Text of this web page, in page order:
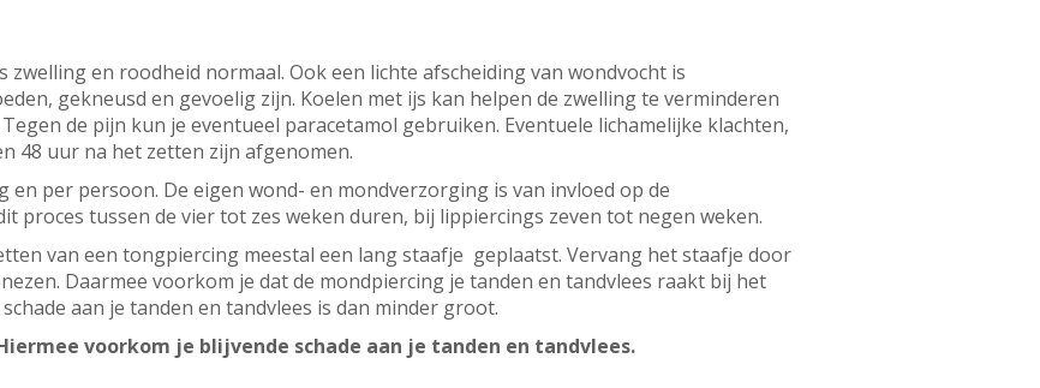
zwelling en roodheid normaal. Ook een lichte afscheiding van wondvocht is
gekneusd en gevoelig zijn. Koelen met ijs kan helpen de zwelling te verminderen
de pijn kun je eventueel paracetamol gebruiken. Eventuele lichamelijke klachten,
48 uur na het zetten zijn afgenomen.
per persoon. De eigen wond- en mondverzorging is van invloed op de
proces tussen de vier tot zes weken duren, bij lippiercings zeven tot negen weken.
van een tongpiercing meestal een lang staafje geplaatst. Vervang het staafje door
Daarmee voorkom je dat de mondpiercing je tanden en tandvlees raakt bij het
aan je tanden en tandvlees is dan minder groot.
voorkom je blijvende schade aan je tanden en tandvlees.